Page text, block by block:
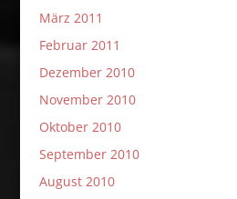
März 2011
Februar 2011
Dezember 2010
November 2010
Oktober 2010
September 2010
August 2010